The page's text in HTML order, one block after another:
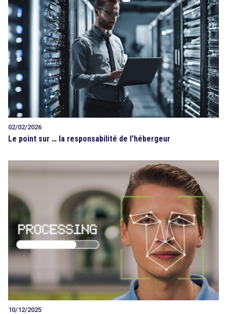
02/02/2026
Le point sur … la responsabilité de l’hébergeur
10/12/2025